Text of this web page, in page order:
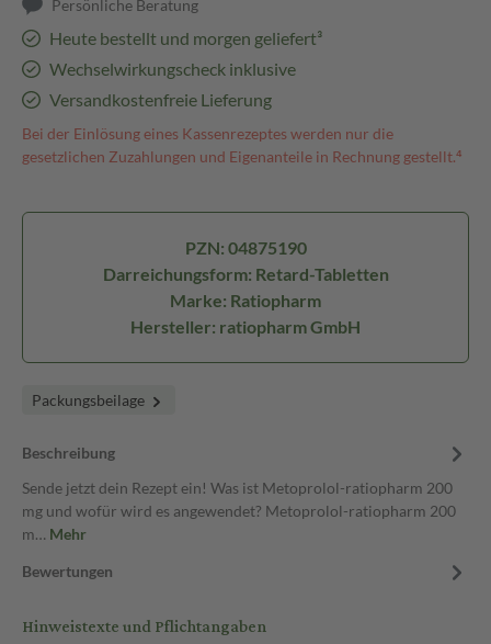
Persönliche Beratung
Heute bestellt und morgen geliefert³
Wechselwirkungscheck inklusive
Versandkostenfreie Lieferung
Bei der Einlösung eines Kassenrezeptes werden nur die
gesetzlichen Zuzahlungen und Eigenanteile in Rechnung gestellt.⁴
PZN: 04875190
Darreichungsform: Retard-Tabletten
Marke: Ratiopharm
Hersteller: ratiopharm GmbH
Packungsbeilage
Beschreibung
Sende jetzt dein Rezept ein! Was ist Metoprolol-ratiopharm 200
mg und wofür wird es angewendet? Metoprolol-ratiopharm 200
m… Mehr
Bewertungen
Hinweistexte und Pflichtangaben